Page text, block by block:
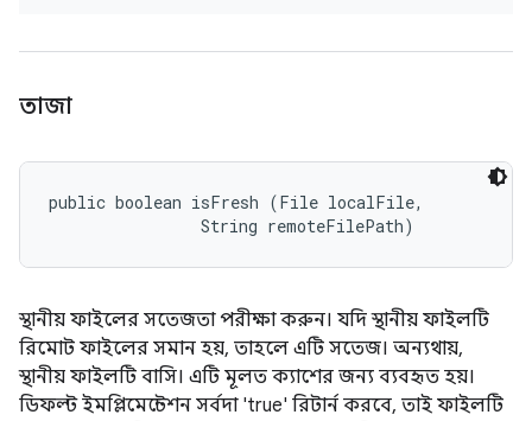
তাজা
public boolean isFresh (File localFile,
                String remoteFilePath)
স্থানীয় ফাইলের সতেজতা পরীক্ষা করুন। যদি স্থানীয় ফাইলটি
রিমোট ফাইলের সমান হয়, তাহলে এটি সতেজ। অন্যথায়,
স্থানীয় ফাইলটি বাসি। এটি মূলত ক্যাশের জন্য ব্যবহৃত হয়।
ডিফল্ট ইমপ্লিমেন্টেশন সর্বদা 'true' রিটার্ন করবে, তাই ফাইলটি